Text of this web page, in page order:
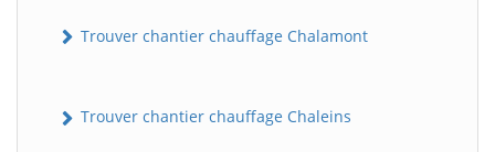
Trouver chantier chauffage Chalamont
Trouver chantier chauffage Chaleins